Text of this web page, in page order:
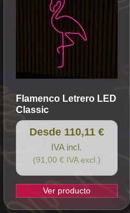
FlamencoLetrero LED
Classic
Desde 110,11 €
IVA incl.
(91,00 € IVA excl.)
Ver producto